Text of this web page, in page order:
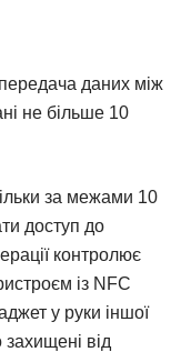
даних між
не більше 10
за межами 10
доступ до
контролює
із NFC
у руки іншої
від